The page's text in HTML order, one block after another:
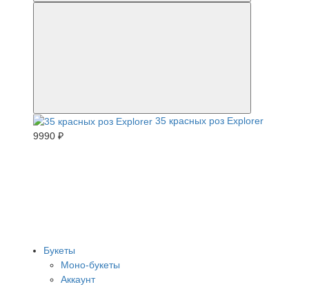
35 красных роз Explorer
9990 ₽
Букеты
Моно-букеты
Аккаунт